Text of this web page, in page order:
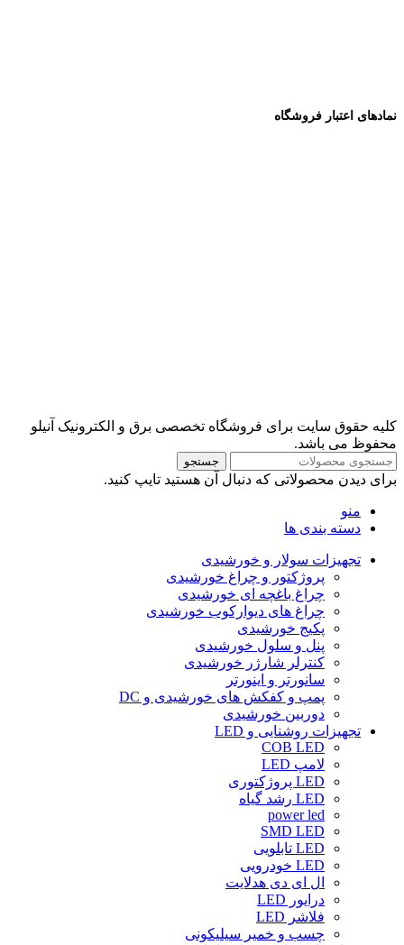
نمادهای اعتبار فروشگاه
کلیه حقوق سایت برای فروشگاه تخصصی برق و الکترونیک آنیلو
محفوظ می باشد.
جستجو
برای دیدن محصولاتی که دنبال آن هستید تایپ کنید.
منو
دسته بندی ها
تجهیزات سولار و خورشیدی
پروژکتور و چراغ خورشیدی
چراغ باغچه ای خورشیدی
چراغ های دیوارکوب خورشیدی
پکیج خورشیدی
پنل و سلول خورشیدی
کنترلر شارژر خورشیدی
سانورتر و اینورتر
پمپ و کفکش های خورشیدی و DC
دوربین خورشیدی
تجهیزات روشنایی و LED
COB LED
لامپ LED
LED پروژکتوری
LED رشد گیاه
power led
SMD LED
LED تابلویی
LED خودرویی
ال ای دی هدلایت
درایور LED
فلاشر LED
چسب و خمیر سیلیکونی